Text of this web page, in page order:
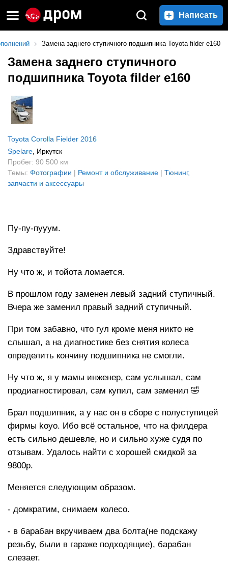
Написать
Замена заднего ступичного подшипника Toyota filder e160
Замена заднего ступичного
подшипника Toyota filder e160
Toyota Corolla Fielder 2016
Spelare , Иркутск
Пробег: 90 500 км
Темы: Фотографии | Ремонт и обслуживание | Тюнинг,
запчасти и аксессуары
Пу-пу-пууум.
Здравствуйте!
Ну что ж, и тойота ломается.
В прошлом году заменен левый задний ступичный.
Вчера же заменил правый задний ступичный.
При том забавно, что гул кроме меня никто не
слышал, а на диагностике без снятия колеса
определить кончину подшипника не смогли.
Ну что ж, я у мамы инженер, сам услышал, сам
продиагностировал, сам купил, сам заменил 🤣
Брал подшипник, а у нас он в сборе с полуступицей
фирмы koyo. Ибо всё остальное, что на филдера
есть сильно дешевле, но и сильно хуже судя по
отзывам. Удалось найти с хорошей скидкой за
9800р.
Меняется следующим образом.
- домкратим, снимаем колесо.
- в барабан вкручиваем два болта(не подскажу
резьбу, были в гараже подходящие), барабан
слезает.